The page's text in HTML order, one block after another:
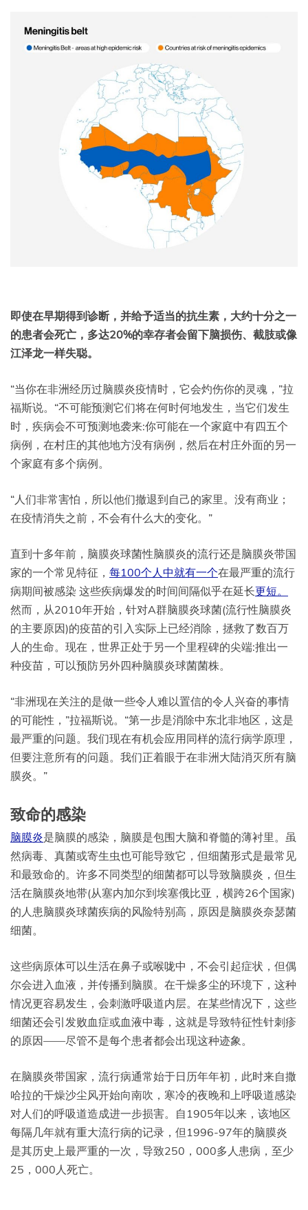
即使在早期得到诊断，并给予适当的抗生素，大约十分之一
的患者会死亡，多达20%的幸存者会留下脑损伤、截肢或像
江泽龙一样失聪。
“当你在非洲经历过脑膜炎疫情时，它会灼伤你的灵魂，”拉
福斯说。“不可能预测它们将在何时何地发生，当它们发生
时，疾病会不可预测地袭来:你可能在一个家庭中有四五个
病例，在村庄的其他地方没有病例，然后在村庄外面的另一
个家庭有多个病例。
“人们非常害怕，所以他们撤退到自己的家里。没有商业；
在疫情消失之前，不会有什么大的变化。”
直到十多年前，脑膜炎球菌性脑膜炎的流行还是脑膜炎带国
家的一个常见特征， 每100个人中就有一个在最严重的流行
病期间被感染 这些疾病爆发的时间间隔似乎在延长更短。
然而，从2010年开始，针对A群脑膜炎球菌(流行性脑膜炎
的主要原因)的疫苗的引入实际上已经消除，拯救了数百万
人的生命。现在，世界正处于另一个里程碑的尖端:推出一
种疫苗，可以预防另外四种脑膜炎球菌菌株。
“非洲现在关注的是做一些令人难以置信的令人兴奋的事情
的可能性，”拉福斯说。“第一步是消除中东北非地区，这是
最严重的问题。我们现在有机会应用同样的流行病学原理，
但要注意所有的问题。我们正着眼于在非洲大陆消灭所有脑
膜炎。”
致命的感染
脑膜炎是脑膜的感染，脑膜是包围大脑和脊髓的薄衬里。虽
然病毒、真菌或寄生虫也可能导致它，但细菌形式是最常见
和最致命的。许多不同类型的细菌都可以导致脑膜炎，但生
活在脑膜炎地带(从塞内加尔到埃塞俄比亚，横跨26个国家)
的人患脑膜炎球菌疾病的风险特别高，原因是脑膜炎奈瑟菌
细菌。
这些病原体可以生活在鼻子或喉咙中，不会引起症状，但偶
尔会进入血液，并传播到脑膜。在干燥多尘的环境下，这种
情况更容易发生，会刺激呼吸道内层。在某些情况下，这些
细菌还会引发败血症或血液中毒，这就是导致特征性针刺疹
的原因——尽管不是每个患者都会出现这种迹象。
在脑膜炎带国家，流行病通常始于日历年年初，此时来自撒
哈拉的干燥沙尘风开始向南吹，寒冷的夜晚和上呼吸道感染
对人们的呼吸道造成进一步损害。自1905年以来，该地区
每隔几年就有重大流行病的记录，但1996-97年的脑膜炎
是其历史上最严重的一次，导致250，000多人患病，至少
25，000人死亡。